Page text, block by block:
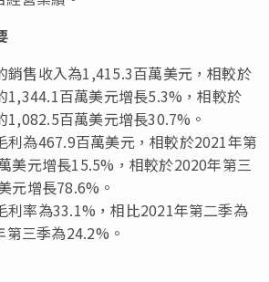
銷售收入為1,415.3百萬美元，相較於
1,344.1百萬美元增長5.3%，相較於
1,082.5百萬美元增長30.7%。
利為467.9百萬美元，相較於2021年第
美元增長15.5%，相較於2020年第三
元增長78.6%。
利率為33.1%，相比2021年第二季為
三季為24.2%。